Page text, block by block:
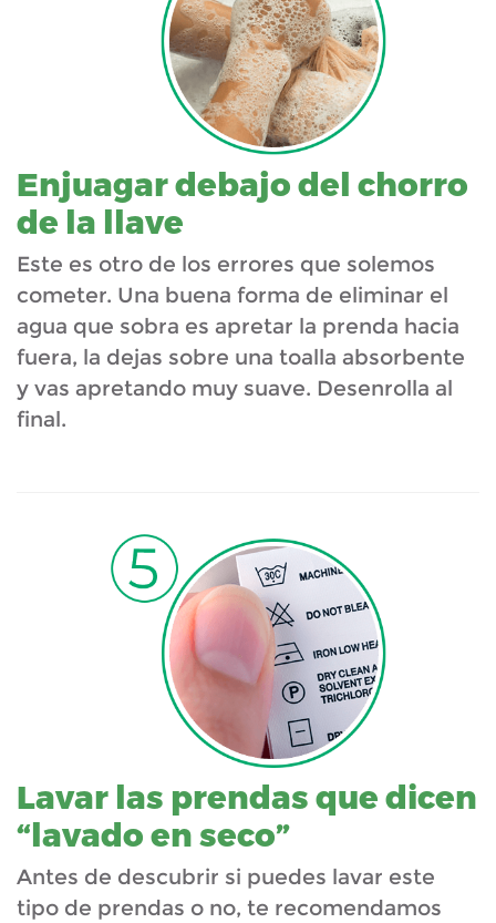
Enjuagar debajo del chorro
de la llave
Este es otro de los errores que solemos
cometer. Una buena forma de eliminar el
agua que sobra es apretar la prenda hacia
fuera, la dejas sobre una toalla absorbente
y vas apretando muy suave. Desenrolla al
final.
Lavar las prendas que dicen
“lavado en seco”
Antes de descubrir si puedes lavar este
tipo de prendas o no, te recomendamos